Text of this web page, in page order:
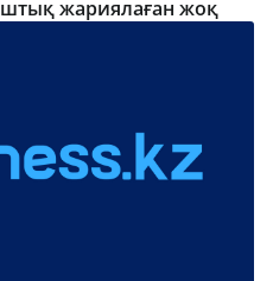
жариялаған жоқ